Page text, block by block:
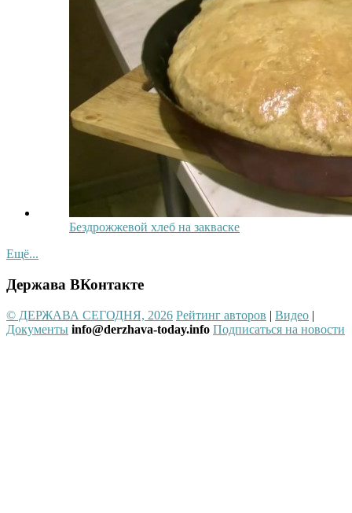
Бездрожжевой хлеб на закваске
Ещё...
Держава ВКонтакте
© ДЕРЖАВА СЕГОДНЯ, 2026 Рейтинг авторов | Видео |
Документы info@derzhava-today.info Подписаться на новости